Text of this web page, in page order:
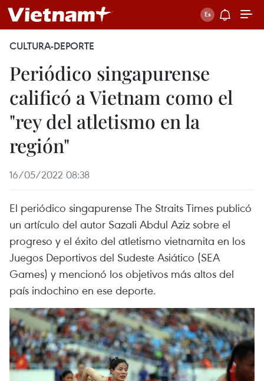
CULTURA-DEPORTE
Periódico singapurense
calificó a Vietnam como el
"rey del atletismo en la
región"
16/05/2022 08:38
El periódico singapurense The Straits Times publicó
un artículo del autor Sazali Abdul Aziz sobre el
progreso y el éxito del atletismo vietnamita en los
Juegos Deportivos del Sudeste Asiático (SEA
Games) y mencionó los objetivos más altos del
país indochino en ese deporte.